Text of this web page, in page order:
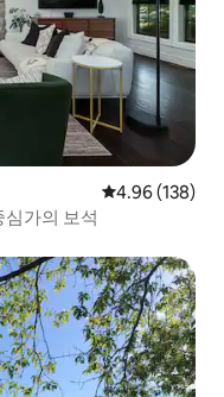
평점 4.96점(5
4.96 (138)
가의 보석